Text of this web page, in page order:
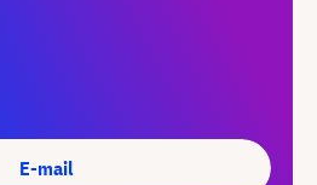
E-mail